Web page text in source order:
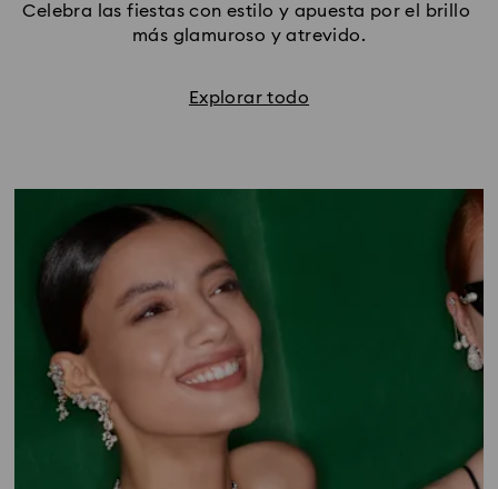
Celebra las fiestas con estilo y apuesta por el brillo
más glamuroso y atrevido.
Explorar todo